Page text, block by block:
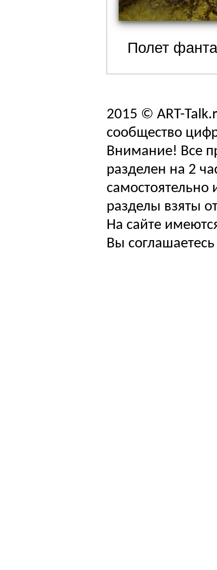
Полет
2015 © ART-
сообщество
Внимание! Все
разделен на 2
самостоятельно
разделы взяты
На сайте
Вы